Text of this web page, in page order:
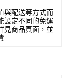
與配送等方式而
設定不同的免運
見商品頁面，並